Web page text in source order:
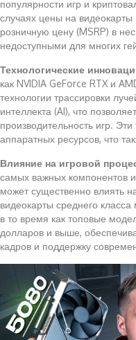
популярности игр и
случаях цены на
розничную цену (MSRP) в
недоступными для многих
Технологические
как NVIDIA GeForce RTX и
технологии трассировки
интеллекта (AI), что
производительность игр.
аппаратных ресурсов, что
Влияние на игровой
самых важных компонентов
может существенно влиять
видеокарты среднего
в то время как топовые
долларов и выше,
кадров и поддержку